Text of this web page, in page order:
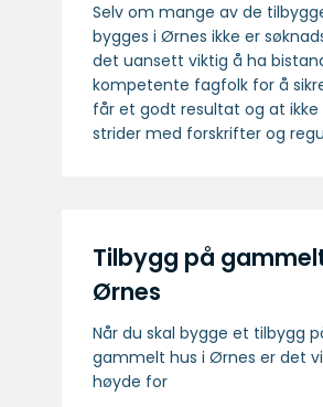
Selv om mange av de
bygges i Ørnes ikke er
det uansett viktig å ha
kompetente fagfolk for å
får et godt resultat og at
strider med forskrifter og
Tilbygg på
Ørnes
Når du skal bygge et tilbygg
gammelt hus i Ørnes er det
høyde for